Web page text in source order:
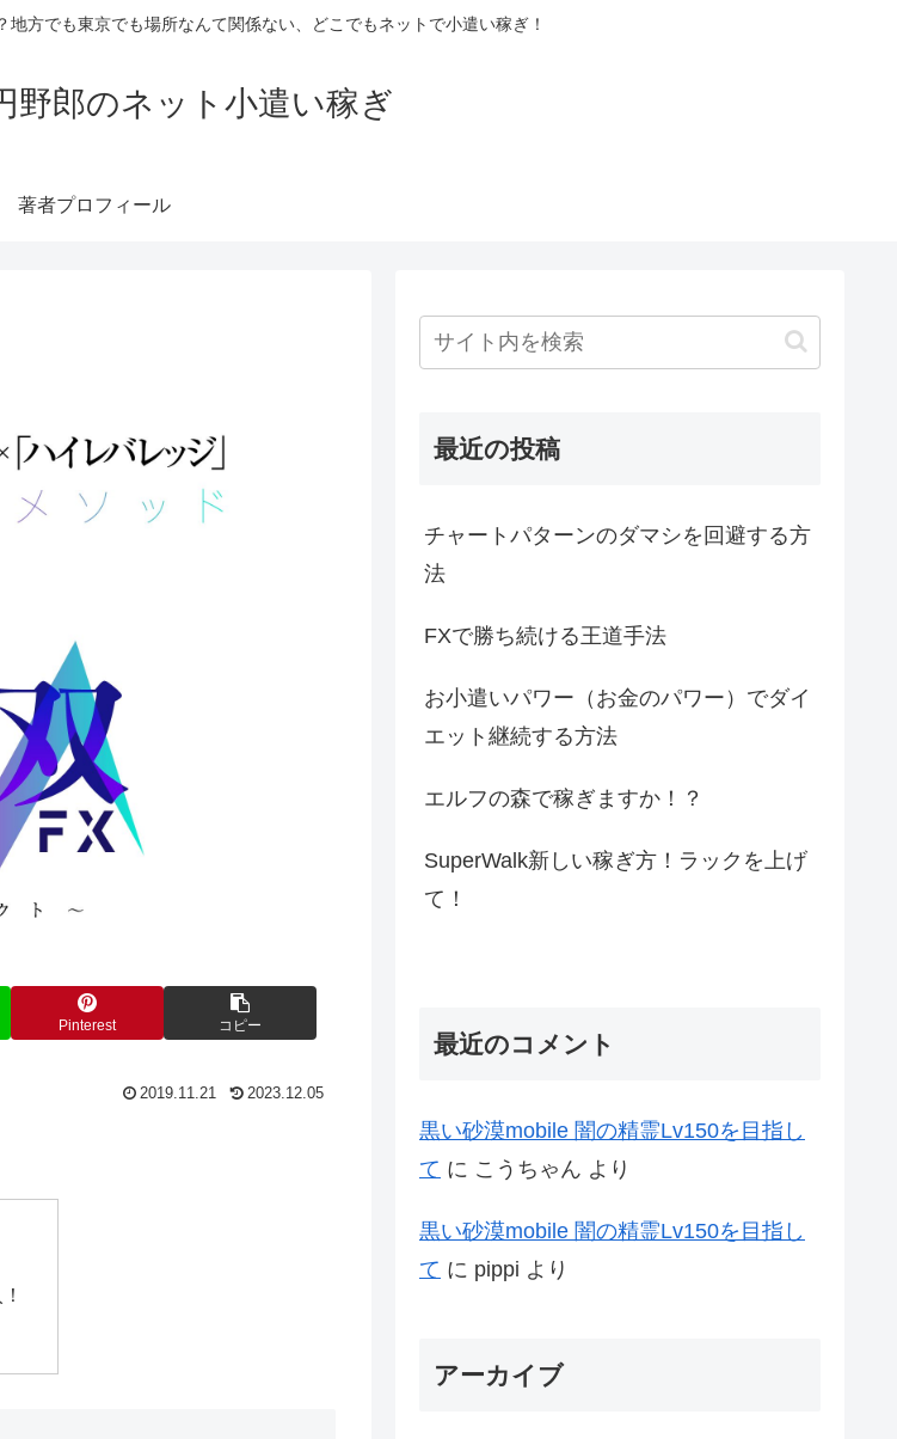
方でも東京でも場所なんて関係ない、どこでもネットで小遣い稼ぎ！
野郎のネット小遣い稼ぎ
著者プロフィール
Pinterest コピー
2019.11.21 2023.12.05
最近の投稿
チャートパターンのダマシを回避する方
法
FXで勝ち続ける王道手法
お小遣いパワー（お金のパワー）でダイ
エット継続する方法
エルフの森で稼ぎますか！？
SuperWalk新しい稼ぎ方！ラックを上げ
て！
最近のコメント
黒い砂漠mobile 闇の精霊Lv150を目指し
て に こうちゃん より
黒い砂漠mobile 闇の精霊Lv150を目指し
て に pippi より
アーカイブ